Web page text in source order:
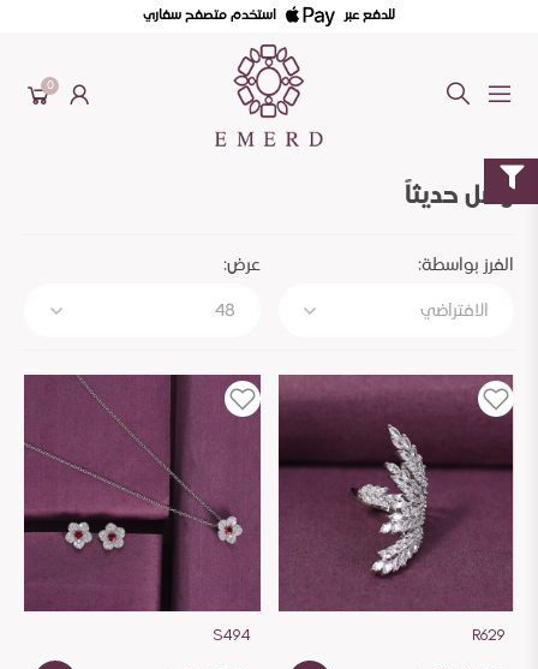
للدفع عبر استخدم متصفح سفاري
0
وصل حديثاً
الفرز بواسطة: عرض:
R629
S494